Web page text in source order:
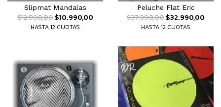
Slipmat Mandalas
$12.990,00$10.990,00
HASTA 12 CUOTAS
Peluche Flat Eric
$37.990,00$32.990,00
HASTA 12 CUOTAS